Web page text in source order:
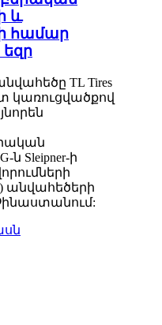
և
համար
TL Tires
կառուցվածքով
ն Sleipner-ի
անվահեծերի